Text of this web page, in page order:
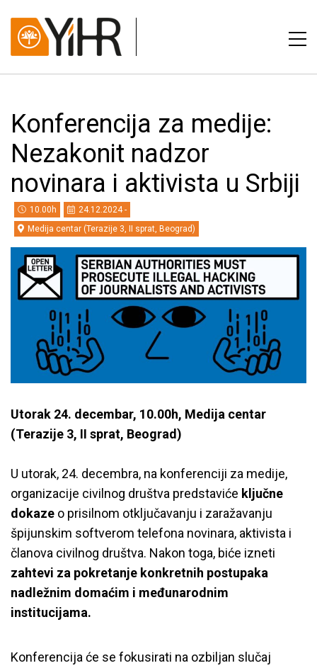
Konferencija za medije:
Nezakonit nadzor
novinara i aktivista u Srbiji
10.00h
24.12.2024 -
Medija centar (Terazije 3, II sprat, Beograd)
Utorak 24. decembar, 10.00h, Medija centar
(Terazije 3, II sprat, Beograd)
U utorak, 24. decembra, na konferenciji za medije,
organizacije civilnog društva predstaviće ključne
dokaze o prisilnom otključavanju i zaražavanju
špijunskim softverom telefona novinara, aktivista i
članova civilnog društva. Nakon toga, biće izneti
zahtevi za pokretanje konkretnih postupaka
nadležnim domaćim i međunarodnim
institucijama.
Konferencija će se fokusirati na ozbiljan slučaj